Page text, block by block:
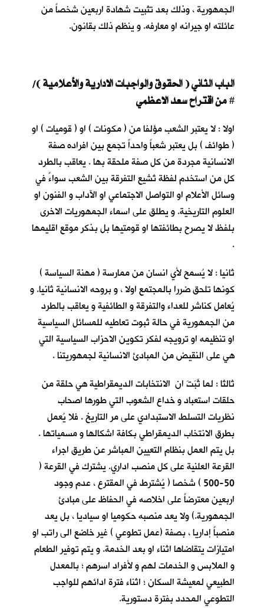
الجمهورية ، وذلك بعد تثبيت شهادة اربعين شخصاً من
عائلته او جيرانه او معارفه. و ينظم ذلك بقانون.
الباب الثاني ( الحقوق والواجبات الادارية والأعلامية )/
#
اولا : لا يعتبر الشعب مؤلفا من ( مكونات ) او ( قوميات ) او
( طوائف ) بل يعتبر شعباً واحداً تجمع بين افراده صفة
الانسانية مجردة من كل صفة ملحقة بها . يعاقب بالطرد
كل من استخدم لفظة تُشيع التفرقة بين الشعب سواءً في
وسائل الأعلام او التواصل الاجتماعي او الآداب و الفنون او
العلوم التاريخية. و يطلق على اسماء الجمهوريات الاخرى
بلفظ لا يصرح بطائفتها او قومتيها بل بذكر موقع اقليمها
.
ثانيا : لا يُسمح لأي انسان من ممارسة ( مهنة السياسة )
كونها تلحق ضررا بالمجتمع اولا ، و بروحه الانسانية ثانيا. و
يُعامل كناشر للعداء والتفرقة و الطائفية و يعاقب بالطرد
من الجمهورية في حالة ثبوت تعاطيه للمسائل السياسية
او تنظيمه او ترويجه لفكر تكوين الاحزاب السياسية التي
هي على النقيض من المبادئ الانسانية لجمهوريتنا .
ثالثا : لما ثَبَتَ ان الانتخابات الديمقراطية هي حلقة من
حلقات استعباد و خداع الشعوب التي طورها اصحاب
نظريات التسلط الاستبدادي على مر التاريخ . فلا يُعمل
بطرق الانتخاب الديمقراطي بكافة اشكالها و مسمياتها .
بل يتم العمل بنظام التعيين المباشر عن طريق اجراء
القرعة العلنية على كل منصب اداري. يشترك في القرعة (
50-500 ) شخصا ( يُشترط في المقترع ، عدم وجود
اربعين معترضاً على اخلاصه في الحفاظ على مبادئ
الجمهورية.) ولا يعد منصبه حكوميا او سياديا ، بل يعد
منصباً إداريا ، بصفة (عمل تطوعي ) غير خاضع الى راتب او
امتيازات يتقاضاها اثناء او بعد الخدمة. و يتم توفير الطعام
و الملابس و الخدمات لهم و لأفراد اسرهم ؛ بالمعدل
الطبيعي لمعيشة السكان ؛ اثناء فترة ادائهم للواجب
التطوعي المحدد بفترة دستورية.